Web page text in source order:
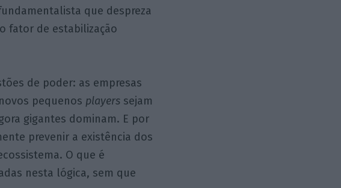
que despreza
fator de estabilização
de poder: as empresas
pequenos players sejam
gigantes dominam. E por
prevenir a existência dos
O que é
nesta lógica, sem que